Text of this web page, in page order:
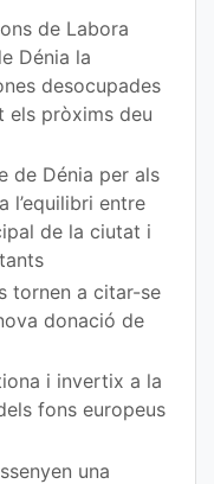
de Labora
Dénia la
desocupades
els pròxims deu
de Dénia per als
l’equilibri entre
de la ciutat i
tornen a citar-se
donació de
i invertix a la
fons europeus
una